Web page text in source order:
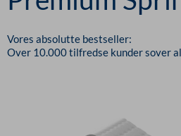
Vores absolutte bestseller:
Over 10.000 tilfredse kunder sover